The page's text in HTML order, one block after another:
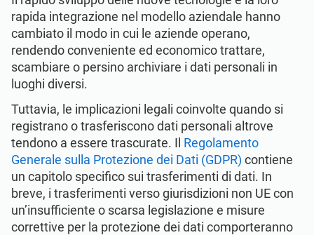
GDPR dell’UE
ISO 9001
ISO 14001
ISO 45001
ISO 13485
Infrastrutture critiche
Produzione
Trasporto e distribuzione
Formazione scolastica
Telecomunicazioni
Inizia
rapida integrazione nel modello aziendale hanno
cambiato il modo in cui le aziende operano,
rendendo conveniente ed economico trattare,
scambiare o persino archiviare i dati personali in
luoghi diversi.
Tuttavia, le implicazioni legali coinvolte quando si
registrano o trasferiscono dati personali altrove
tendono a essere trascurate. Il Regolamento
Generale sulla Protezione dei Dati (GDPR) contiene
un capitolo specifico sui trasferimenti di dati. In
breve, i trasferimenti verso giurisdizioni non UE con
un’insufficiente o scarsa legislazione e misure
correttive per la protezione dei dati comporteranno